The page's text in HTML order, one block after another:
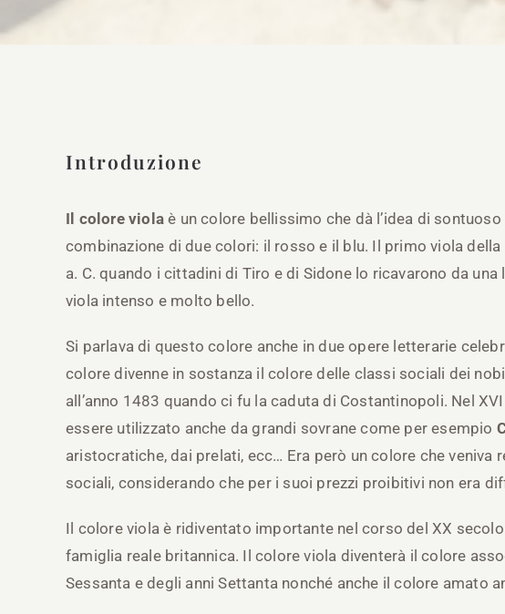
Introduzione
Il colore viola è un colore bellissimo che dà l’idea di
combinazione di due colori: il rosso e il blu. Il primo viola
a. C. quando i cittadini di Tiro e di Sidone lo ricavarono da
viola intenso e molto bello.
Si parlava di questo colore anche in due opere letterarie
colore divenne in sostanza il colore delle classi sociali dei
all’anno 1483 quando ci fu la caduta di Costantinopoli. Nel
essere utilizzato anche da grandi sovrane come per esempio
aristocratiche, dai prelati, ecc… Era però un colore che veniva
sociali, considerando che per i suoi prezzi proibitivi non era
Il colore viola è ridiventato importante nel corso del XX
famiglia reale britannica. Il colore viola diventerà il colore
Sessanta e degli anni Settanta nonché anche il colore amato